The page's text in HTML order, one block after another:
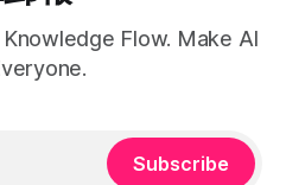
Flow. Make AI
Subscribe